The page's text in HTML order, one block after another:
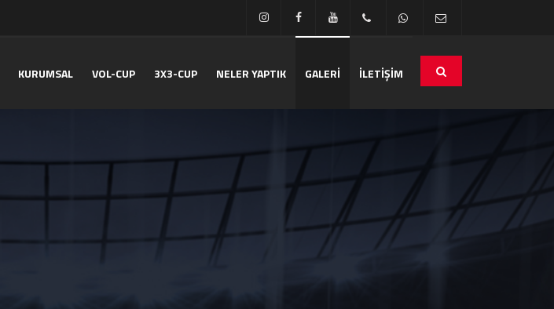
KURUMSAL VOL-CUP 3X3-CUP NELER YAPTIK GALERİ İLETİŞİM